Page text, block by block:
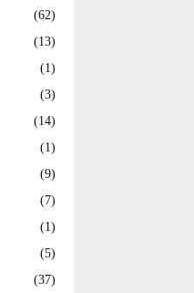
(62)
(13)
(1)
(3)
(14)
(1)
(9)
(7)
(1)
(5)
(37)